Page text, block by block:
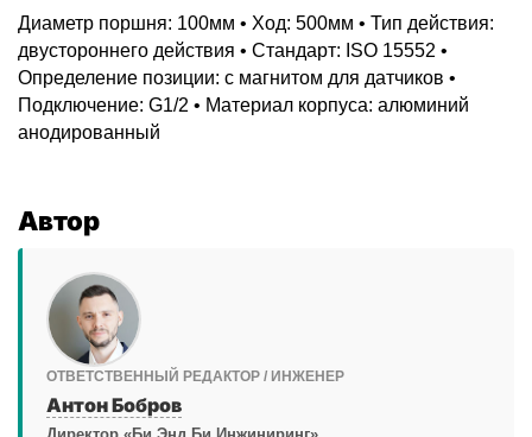
Диаметр поршня: 100мм • Ход: 500мм • Тип действия:
двустороннего действия • Стандарт: ISO 15552 •
Определение позиции: с магнитом для датчиков •
Подключение: G1/2 • Материал корпуса: алюминий
анодированный
Автор
ОТВЕТСТВЕННЫЙ РЕДАКТОР / ИНЖЕНЕР
Антон Бобров